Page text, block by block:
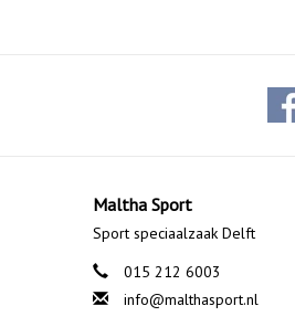
Maltha Sport
Sport speciaalzaak Delft
015 212 6003
info@malthasport.nl